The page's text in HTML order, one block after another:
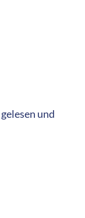
gelesen und